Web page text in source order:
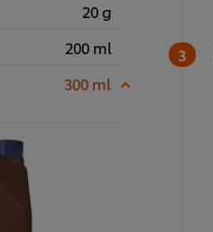
20 g
200 ml
300 ml